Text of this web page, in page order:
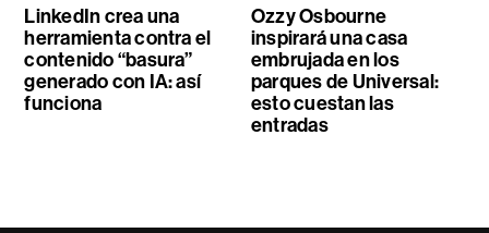
LinkedIn crea una
herramienta contra el
contenido “basura”
generado con IA: así
funciona
Ozzy Osbourne
inspirará una casa
embrujada en los
parques de Universal:
esto cuestan las
entradas